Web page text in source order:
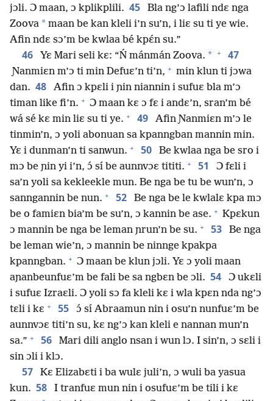
jɔli. Ɔ maan, ɔ kplikplili. 45
Bla ng’ɔ lafili ndɛ nga
Zoova * maan be kan kleli i’n su’n, i liɛ su ti ye wie.
Afin ndɛ sɔ’m be kwlaa bé kpɛ́n su.”
46 Yɛ Mari seli kɛ: “Ń mánmán Zoova. * + 47
Ɲanmiɛn m’ɔ ti min Defuɛ’n ti’n, + min klun ti jɔwa
dan. 48
Afin ɔ kpɛli i ɲin niannin i sufuɛ bla m’ɔ
timan like fi’n. + Ɔ maan kɛ ɔ fɛ i andɛ’n, sran’m bé
wá sé kɛ min liɛ su ti ye. + 49
Afin Ɲanmiɛn m’ɔ le
tinmin’n, ɔ yoli abonuan sa kpanngban mannin min.
Yɛ i dunman’n ti sanwun. + 50
Be kwlaa nga be sro i
mɔ be ɲin yi i’n, ɔ́ sí be aunnvɔɛ tititi. + 51
Ɔ fɛli i
sa’n yoli sa kekleekle mun. Be nga be tu be wun’n, ɔ
sanngannin be nun. + 52
Be nga be le kwlalɛ kpa mɔ
be o famiɛn bia’m be su’n, ɔ kannin be ase. + Kpɛkun
ɔ mannin be nga be leman ɲrun’n be su. + 53
Be nga
be leman wie’n, ɔ mannin be ninnge kpakpa
kpanngban. + Ɔ maan be klun jɔli. Yɛ ɔ yoli maan
aɲanbeunfuɛ’m be fali be sa ngbɛn be ɔli. 54
Ɔ ukɛli
i sufuɛ Izraɛli. Ɔ yoli sɔ fa kleli kɛ i wla kpɛn nda ng’ɔ
tɛli i kɛ + 55
ɔ́ sí Abraamun nin i osu’n nunfuɛ’m be
aunnvɔɛ titi’n su, kɛ ng’ɔ kan kleli e nannan mun’n
sa.” + 56
Mari dili anglo nsan i wun lɔ. I sin’n, ɔ sɛli i
sin ɔli i klɔ.
57
Kɛ Elizabɛti i ba wulɛ juli’n, ɔ wuli ba yasua
kun. 58
I tranfuɛ mun nin i osufuɛ’m be tili i kɛ